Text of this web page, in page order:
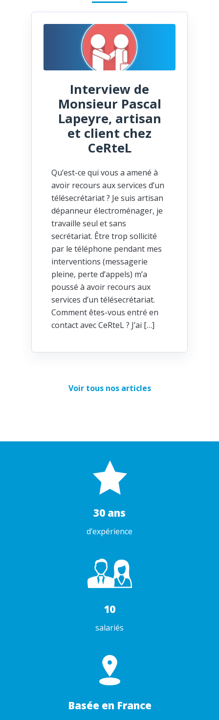
Interview de
Monsieur Pascal
Lapeyre, artisan
et client chez
CeRteL
Qu’est-ce qui vous a amené à
avoir recours aux services d’un
télésecrétariat ? Je suis artisan
dépanneur électroménager, je
travaille seul et sans
secrétariat. Être trop sollicité
par le téléphone pendant mes
interventions (messagerie
pleine, perte d’appels) m’a
poussé à avoir recours aux
services d’un télésecrétariat.
Comment êtes-vous entré en
contact avec CeRteL ? J’ai […]
Voir tous nos articles
30 ans
d’expérience
10
salariés
Basée en France